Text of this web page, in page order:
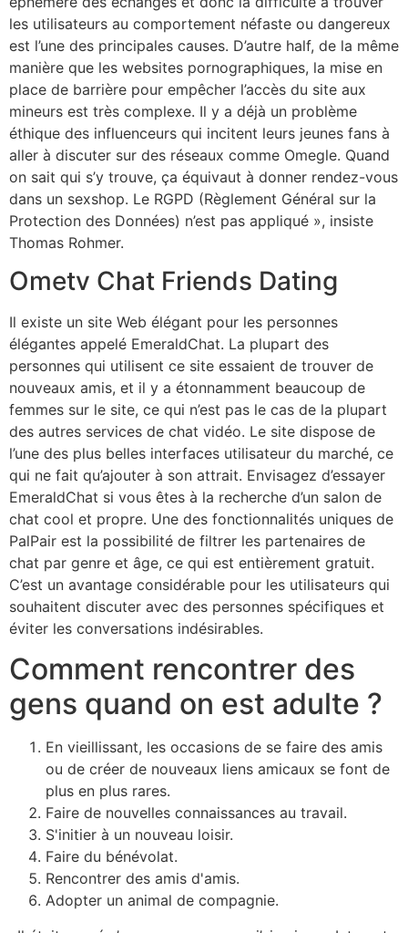
les utilisateurs au comportement néfaste ou dangereux
est l’une des principales causes. D’autre half, de la même
manière que les websites pornographiques, la mise en
place de barrière pour empêcher l’accès du site aux
mineurs est très complexe. Il y a déjà un problème
éthique des influenceurs qui incitent leurs jeunes fans à
aller à discuter sur des réseaux comme Omegle. Quand
on sait qui s’y trouve, ça équivaut à donner rendez-vous
dans un sexshop. Le RGPD (Règlement Général sur la
Protection des Données) n’est pas appliqué », insiste
Thomas Rohmer.
Ometv Chat Friends Dating
Il existe un site Web élégant pour les personnes
élégantes appelé EmeraldChat. La plupart des
personnes qui utilisent ce site essaient de trouver de
nouveaux amis, et il y a étonnamment beaucoup de
femmes sur le site, ce qui n’est pas le cas de la plupart
des autres services de chat vidéo. Le site dispose de
l’une des plus belles interfaces utilisateur du marché, ce
qui ne fait qu’ajouter à son attrait. Envisagez d’essayer
EmeraldChat si vous êtes à la recherche d’un salon de
chat cool et propre. Une des fonctionnalités uniques de
PalPair est la possibilité de filtrer les partenaires de
chat par genre et âge, ce qui est entièrement gratuit.
C’est un avantage considérable pour les utilisateurs qui
souhaitent discuter avec des personnes spécifiques et
éviter les conversations indésirables.
Comment rencontrer des
gens quand on est adulte ?
En vieillissant, les occasions de se faire des amis
ou de créer de nouveaux liens amicaux se font de
plus en plus rares.
Faire de nouvelles connaissances au travail.
S'initier à un nouveau loisir.
Faire du bénévolat.
Rencontrer des amis d'amis.
Adopter un animal de compagnie.